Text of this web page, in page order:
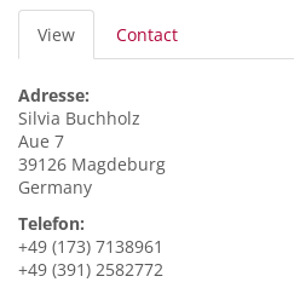
Primary
tabs
View (active
tab)
Contact
Adresse:
Silvia Buchholz
Aue 7
39126 Magdeburg
Germany
Telefon:
+49 (173) 7138961
+49 (391) 2582772